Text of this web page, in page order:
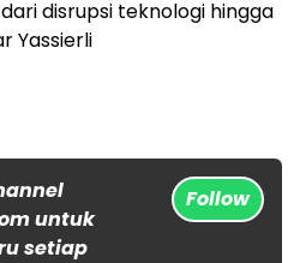
disrupsi teknologi hingga
Yassierli
untuk
setiap
Follow